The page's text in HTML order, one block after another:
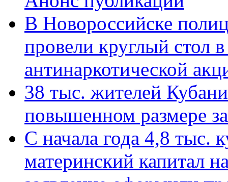
В Новороссийске
провели круглый стол
антинаркотической
38 тыс. жителей
повышенном размере
С начала года 4,8 тыс.
материнский капитал